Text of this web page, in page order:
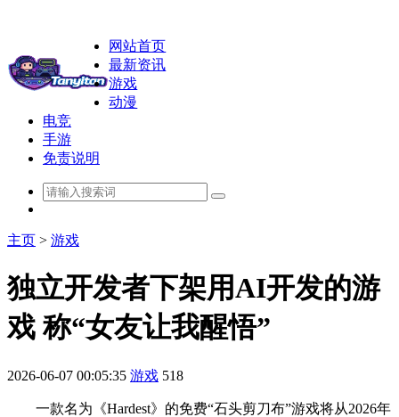
网站首页
最新资讯
游戏
动漫
电竞
手游
免责说明
主页 > 游戏
独立开发者下架用AI开发的游
戏 称“女友让我醒悟”
2026-06-07 00:05:35 游戏 518
一款名为《Hardest》的免费“石头剪刀布”游戏将从2026年